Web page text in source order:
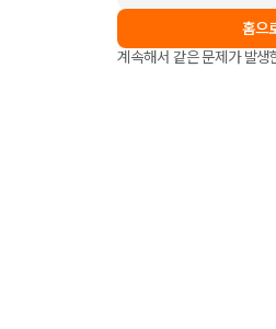
홈으
계속해서 같은 문제가 발생